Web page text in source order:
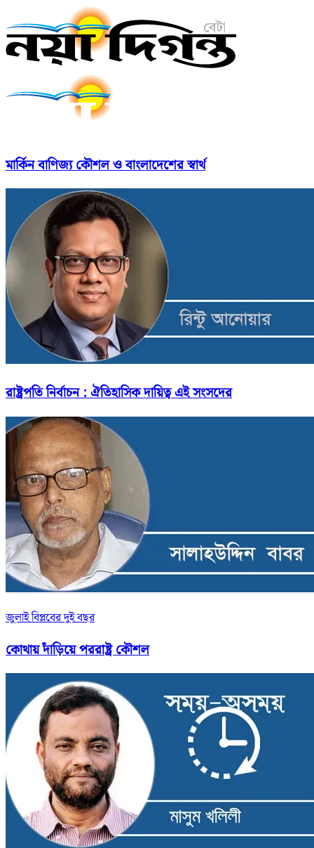
মার্কিন বাণিজ্য কৌশল ও বাংলাদেশের স্বার্থ
রাষ্ট্রপতি নির্বাচন : ঐতিহাসিক দায়িত্ব এই সংসদের
জুলাই বিপ্লবের দুই বছর
কোথায় দাঁড়িয়ে পররাষ্ট্র কৌশল